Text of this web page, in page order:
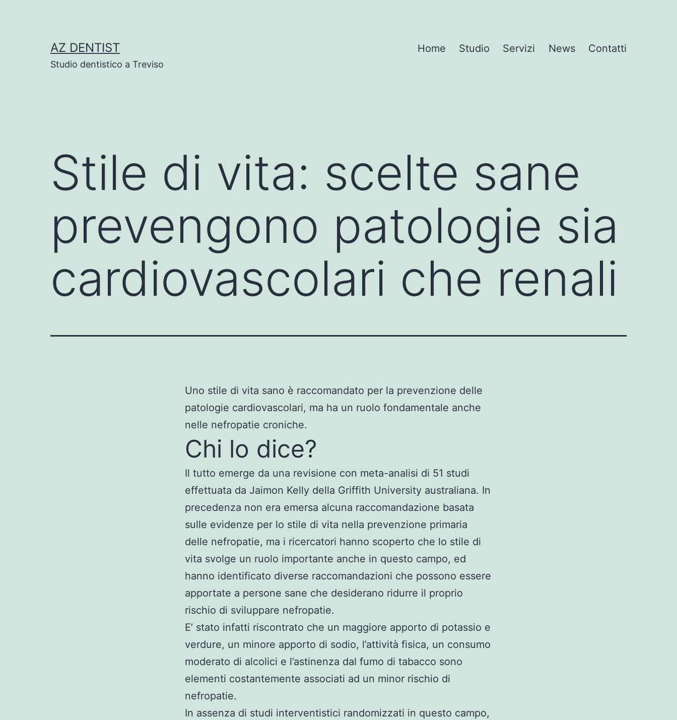
AZ DENTIST
Studio dentistico a Treviso
Home Studio Servizi News Contatti
Stile di vita: scelte sane
prevengono patologie sia
cardiovascolari che renali
Uno stile di vita sano è raccomandato per la prevenzione delle
patologie cardiovascolari, ma ha un ruolo fondamentale anche
nelle nefropatie croniche.
Chi lo dice?
Il tutto emerge da una revisione con meta-analisi di 51 studi
effettuata da Jaimon Kelly della Griffith University australiana. In
precedenza non era emersa alcuna raccomandazione basata
sulle evidenze per lo stile di vita nella prevenzione primaria
delle nefropatie, ma i ricercatori hanno scoperto che lo stile di
vita svolge un ruolo importante anche in questo campo, ed
hanno identificato diverse raccomandazioni che possono essere
apportate a persone sane che desiderano ridurre il proprio
rischio di sviluppare nefropatie.
E’ stato infatti riscontrato che un maggiore apporto di potassio e
verdure, un minore apporto di sodio, l’attività fisica, un consumo
moderato di alcolici e l’astinenza dal fumo di tabacco sono
elementi costantemente associati ad un minor rischio di
nefropatie.
In assenza di studi interventistici randomizzati in questo campo,